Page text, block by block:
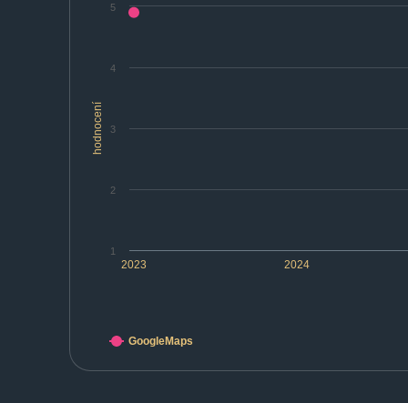
hodnocení
2023 2024
1
2
3
4
5
GoogleMaps